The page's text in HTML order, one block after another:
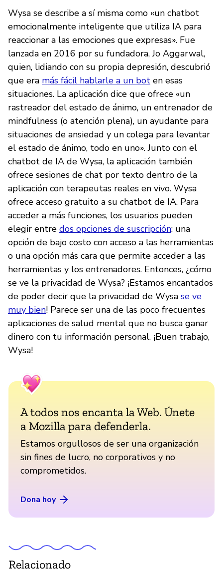
Wysa se describe a sí misma como «un chatbot
emocionalmente inteligente que utiliza IA para
reaccionar a las emociones que expresas». Fue
lanzada en 2016 por su fundadora, Jo Aggarwal,
quien, lidiando con su propia depresión, descubrió
que era más fácil hablarle a un bot en esas
situaciones. La aplicación dice que ofrece «un
rastreador del estado de ánimo, un entrenador de
mindfulness (o atención plena), un ayudante para
situaciones de ansiedad y un colega para levantar
el estado de ánimo, todo en uno». Junto con el
chatbot de IA de Wysa, la aplicación también
ofrece sesiones de chat por texto dentro de la
aplicación con terapeutas reales en vivo. Wysa
ofrece acceso gratuito a su chatbot de IA. Para
acceder a más funciones, los usuarios pueden
elegir entre dos opciones de suscripción: una
opción de bajo costo con acceso a las herramientas
o una opción más cara que permite acceder a las
herramientas y los entrenadores. Entonces, ¿cómo
se ve la privacidad de Wysa? ¡Estamos encantados
de poder decir que la privacidad de Wysa se ve
muy bien! Parece ser una de las poco frecuentes
aplicaciones de salud mental que no busca ganar
dinero con tu información personal. ¡Buen trabajo,
Wysa!
A todos nos encanta la Web. Únete
a Mozilla para defenderla.
Estamos orgullosos de ser una organización
sin fines de lucro, no corporativos y no
comprometidos.
Dona hoy
Relacionado